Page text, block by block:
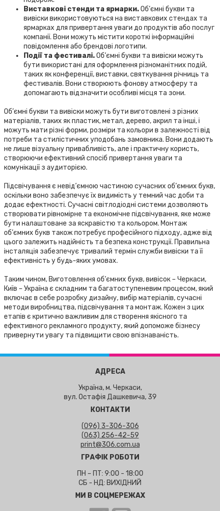
Виставкові стенди та ярмарки.Об’ємні букви та
вивіски використовуються на виставкових стендах та
ярмарках для привертання уваги до продуктів або послуг
компанії. Вони можуть містити короткі інформаційні
повідомлення або брендові логотипи.
Події та фестивалі.Об’ємні букви та вивіски можуть
бути використані для оформлення різноманітних подій,
таких як конференції, виставки, святкування річниць та
фестивалів. Вони створюють фонову атмосферу та
допомагають відзначити особливі місця та зони.
Об’ємні букви та вивіски можуть бути виготовлені з різних
матеріалів, таких як пластик, метал, дерево, акрил та інші, і
можуть мати різні форми, розміри та кольори в залежності від
потреби та стилістичних уподобань замовника. Вони додають
не лише візуальну привабливість, але і практичну користь,
створюючи ефективний спосіб привертання уваги та
комунікації з аудиторією.
Підсвічування є невід’ємною частиною сучасних об’ємних букв,
оскільки воно забезпечує їх видимість у темний час доби та
додає ефектності. Сучасні світлодіодні системи дозволяють
створювати рівномірне та економічне підсвічування, яке може
бути налаштоване за яскравістю та кольором. Монтаж
об’ємних букв також потребує професійного підходу, адже від
цього залежить надійність та безпека конструкції. Правильна
інсталяція забезпечує тривалий термін служби вивіски та її
ефективність у будь-яких умовах.
Таким чином, Виготовлення об’ємних букв, вивісок – Черкаси,
Київ – Україна є складним та багатоступеневим процесом, який
включає в себе розробку дизайну, вибір матеріалів, сучасні
методи виробництва, підсвічування та монтаж. Кожен з цих
етапів є критично важливим для створення якісного та
ефективного рекламного продукту, який допоможе бізнесу
привернути увагу та підвищити свою впізнаваність.
АДРЕСА
Україна, м. Черкаси,
вул. Остафія Дашкевича, 39
КОНТАКТИ
(096) 3-306-306
(063) 256-42-59
print@306.com.ua
ГРАФІК РОБОТИ
ПН – ПТ: 9:00 - 18:00
СБ - НД: ВИХІДНИЙ
МИ В СОЦМЕРЕЖАХ